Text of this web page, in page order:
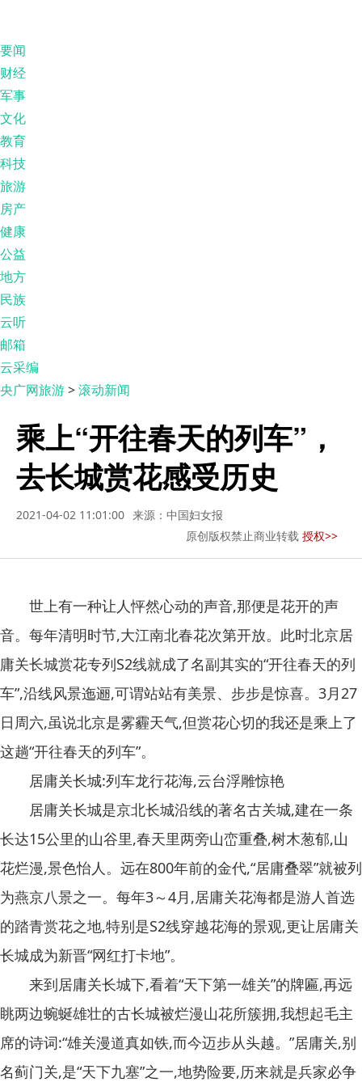
要闻
财经
军事
文化
教育
科技
旅游
房产
健康
公益
地方
民族
云听
邮箱
云采编
央广网旅游>滚动新闻
乘上“开往春天的列车”，
去长城赏花感受历史
2021-04-02 11:01:00 来源：中国妇女报
原创版权禁止商业转载 授权>>
世上有一种让人怦然心动的声音,那便是花开的声
音。每年清明时节,大江南北春花次第开放。此时北京居
庸关长城赏花专列S2线就成了名副其实的“开往春天的列
车”,沿线风景迤逦,可谓站站有美景、步步是惊喜。3月27
日周六,虽说北京是雾霾天气,但赏花心切的我还是乘上了
这趟“开往春天的列车”。
居庸关长城:列车龙行花海,云台浮雕惊艳
居庸关长城是京北长城沿线的著名古关城,建在一条
长达15公里的山谷里,春天里两旁山峦重叠,树木葱郁,山
花烂漫,景色怡人。远在800年前的金代,“居庸叠翠”就被列
为燕京八景之一。每年3～4月,居庸关花海都是游人首选
的踏青赏花之地,特别是S2线穿越花海的景观,更让居庸关
长城成为新晋“网红打卡地”。
来到居庸关长城下,看着“天下第一雄关”的牌匾,再远
眺两边蜿蜒雄壮的古长城被烂漫山花所簇拥,我想起毛主
席的诗词:“雄关漫道真如铁,而今迈步从头越。”居庸关,别
名蓟门关,是“天下九塞”之一,地势险要,历来就是兵家必争